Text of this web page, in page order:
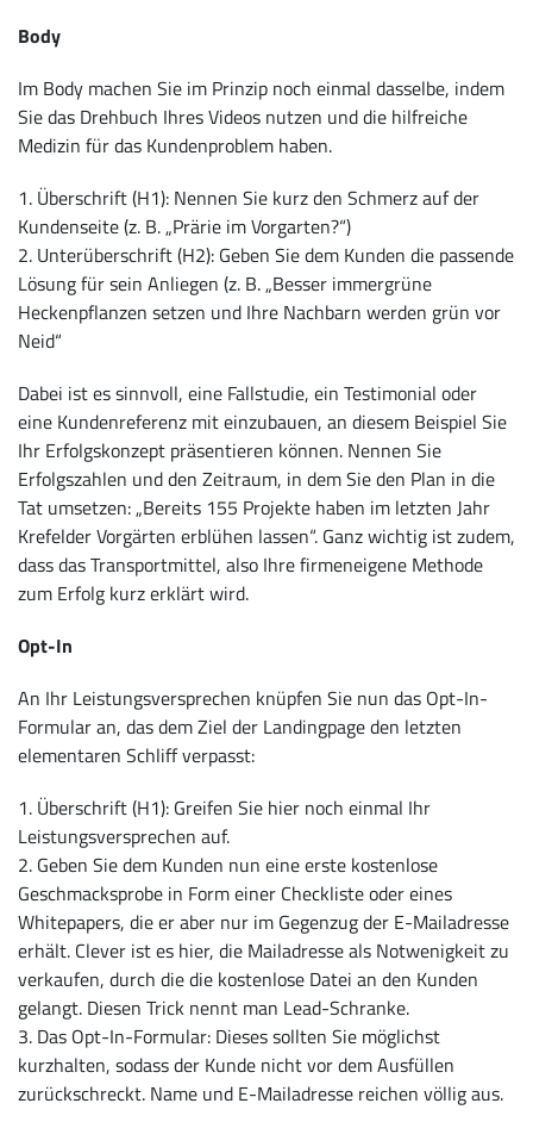
Body
Im Body machen Sie im Prinzip noch einmal dasselbe, indem
Sie das Drehbuch Ihres Videos nutzen und die hilfreiche
Medizin für das Kundenproblem haben.
1. Überschrift (H1): Nennen Sie kurz den Schmerz auf der
Kundenseite (z. B. „Prärie im Vorgarten?“)
2. Unterüberschrift (H2): Geben Sie dem Kunden die passende
Lösung für sein Anliegen (z. B. „Besser immergrüne
Heckenpflanzen setzen und Ihre Nachbarn werden grün vor
Neid“
Dabei ist es sinnvoll, eine Fallstudie, ein Testimonial oder
eine Kundenreferenz mit einzubauen, an diesem Beispiel Sie
Ihr Erfolgskonzept präsentieren können. Nennen Sie
Erfolgszahlen und den Zeitraum, in dem Sie den Plan in die
Tat umsetzen: „Bereits 155 Projekte haben im letzten Jahr
Krefelder Vorgärten erblühen lassen“. Ganz wichtig ist zudem,
dass das Transportmittel, also Ihre firmeneigene Methode
zum Erfolg kurz erklärt wird.
Opt-In
An Ihr Leistungsversprechen knüpfen Sie nun das Opt-In-
Formular an, das dem Ziel der Landingpage den letzten
elementaren Schliff verpasst:
1. Überschrift (H1): Greifen Sie hier noch einmal Ihr
Leistungsversprechen auf.
2. Geben Sie dem Kunden nun eine erste kostenlose
Geschmacksprobe in Form einer Checkliste oder eines
Whitepapers, die er aber nur im Gegenzug der E-Mailadresse
erhält. Clever ist es hier, die Mailadresse als Notwenigkeit zu
verkaufen, durch die die kostenlose Datei an den Kunden
gelangt. Diesen Trick nennt man Lead-Schranke.
3. Das Opt-In-Formular: Dieses sollten Sie möglichst
kurzhalten, sodass der Kunde nicht vor dem Ausfüllen
zurückschreckt. Name und E-Mailadresse reichen völlig aus.